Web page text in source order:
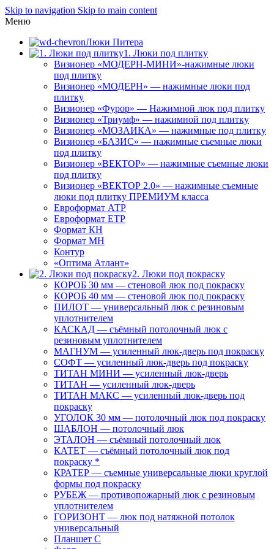
Skip to navigation Skip to main content
Меню
Люки Питера
1. Люки под плитку
Визионер «МОДЕРН-МИНИ»-нажимные люки
под плитку
Визионер «МОДЕРН» — нажимные люки под
плитку
Визионер «Фурор» — Нажимной люк под плитку
Визионер «Триумф» — нажимной под плитку
Визионер «МОЗАИКА» — нажимные под плитку
Визионер «БАЗИС» — нажимные съемные люки
под плитку
Визионер «ВЕКТОР» — нажимные съемные люки
под плитку
Визионер «ВЕКТОР 2.0» — нажимные съемные
люки под плитку ПРЕМИУМ класса
Евроформат АТР
Евроформат ЕТР
Формат КН
Формат МН
Контур
«Оптима Атлант»
2. Люки под покраску
КОРОБ 30 мм — стеновой люк под покраску
КОРОБ 40 мм — стеновой люк под покраску
ПИЛОТ — универсальный люк с резиновым
уплотнителем
КАСКАД — съёмный потолочный люк с
резиновым уплотнителем
МАГНУМ — усиленный люк-дверь под покраску
СОФТ — усиленный люк-дверь под покраску
ТИТАН МИНИ — усиленный люк-дверь
ТИТАН — усиленный люк-дверь
ТИТАН МАКС — усиленный люк-дверь под
покраску
УГОЛОК 30 мм — потолочный люк под покраску
ШАБЛОН — потолочный люк
ЭТАЛОН — съёмный потолочный люк
КАТЕТ — съёмный потолочный люк под
покраску *
КРАТЕР — съемные универсальные люки круглой
формы под покраску
РУБЕЖ — противопожарный люк с резиновым
уплотнителем
ГОРИЗОНТ — люк под натяжной потолок
универсальный
Планшет С